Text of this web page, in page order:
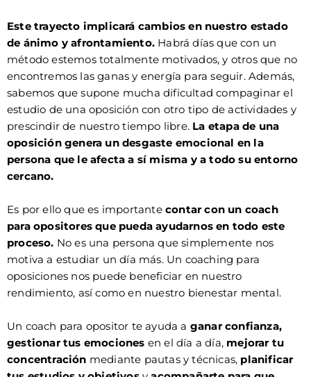
Este trayecto implicará cambios en nuestro estado
de ánimo y afrontamiento. Habrá días que con un
método estemos totalmente motivados, y otros que no
encontremos las ganas y energía para seguir. Además,
sabemos que supone mucha dificultad compaginar el
estudio de una oposición con otro tipo de actividades y
prescindir de nuestro tiempo libre. La etapa de una
oposición genera un desgaste emocional en la
persona que le afecta a sí misma y a todo su entorno
cercano.
Es por ello que es importantecontar con un coach
para opositores que pueda ayudarnos en todo este
proceso. No es una persona que simplemente nos
motiva a estudiar un día más. Un coaching para
oposiciones nos puede beneficiar en nuestro
rendimiento, así como en nuestro bienestar mental.
Un coach para opositor te ayuda a ganar confianza,
gestionar tus emociones en el día a día, mejorar tu
concentración mediante pautas y técnicas, planificar